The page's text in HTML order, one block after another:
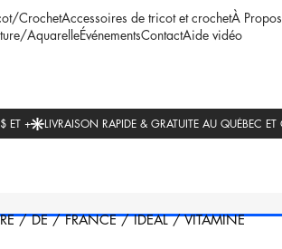
CrochetAccessoires de tricot et crochetÀ Propos
AquarelleÉvénementsContactAide vidéo
/ DE / FRANCE / IDEAL / VITAMINE